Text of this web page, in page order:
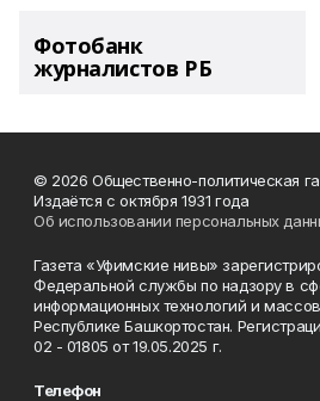
Фотобанк
журналистов РБ
© 2026 Общественно-политическая
Издаётся с октября 1931 года
Об использовании персональных
Газета «Уфимские нивы»
Федеральной службы по надзору в
информационных технологий и
Республике Башкортостан.
02 - 01805 от 19.05.2025 г.
Телефон